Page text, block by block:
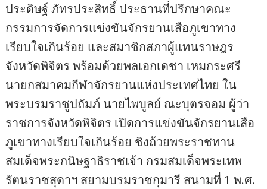
ประดิษฐ์ ภัทรประสิทธิ์ ประธานที่ปรึกษาคณะ
กรรมการจัดการแข่งขันจักรยานเสือภูเขาทาง
เรียบใจเกินร้อย และสมาชิกสภาผู้แทนราษฎร
จังหวัดพิจิตร พร้อมด้วยพลเอกเดชา เหมกระศรี
นายกสมาคมกีฬาจักรยานแห่งประเทศไทย ใน
พระบรมราชูปถัมภ์ นายไพบูลย์ ณะบุตรจอม ผู้ว่า
ราชการจังหวัดพิจิตร เปิดการแข่งขันจักรยานเสือ
ภูเขาทางเรียบใจเกินร้อย ชิงถ้วยพระราชทาน
สมเด็จพระกนิษฐาธิราชเจ้า กรมสมเด็จพระเทพ
รัตนราชสุดาฯ สยามบรมราชกุมารี สนามที่ 1 พ.ศ.